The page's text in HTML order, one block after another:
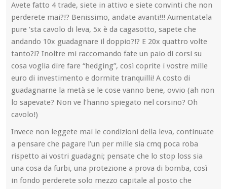
Avete fatto 4 trade, siete in attivo e siete convinti che non
perderete mai?!? Benissimo, andate avanti!!! Aumentatela
pure ‘sta cavolo di leva, 5x è da cagasotto, sapete che
andando 10x guadagnare il doppio?!? E 20x quattro volte
tanto?!? Inoltre mi raccomando fate un paio di corsi su
cosa voglia dire fare “hedging”, così coprite i vostre mille
euro di investimento e dormite tranquilli! A costo di
guadagnarne la metà se le cose vanno bene, ovvio (ah non
lo sapevate? Non ve l’hanno spiegato nel corsino? Oh
cavolo!)
Invece non leggete mai le condizioni della leva, continuate
a pensare che pagare l’un per mille sia cmq poca roba
rispetto ai vostri guadagni; pensate che lo stop loss sia
una cosa da furbi, una protezione a prova di bomba, così
in fondo perderete solo mezzo capitale al posto che